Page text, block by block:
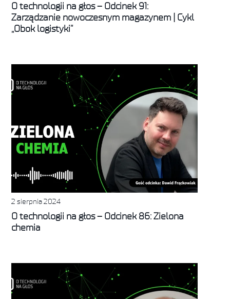
O technologii na głos – Odcinek 91:
Zarządzanie nowoczesnym magazynem | Cykl
„Obok logistyki”
2 sierpnia 2024
O technologii na głos – Odcinek 86: Zielona
chemia